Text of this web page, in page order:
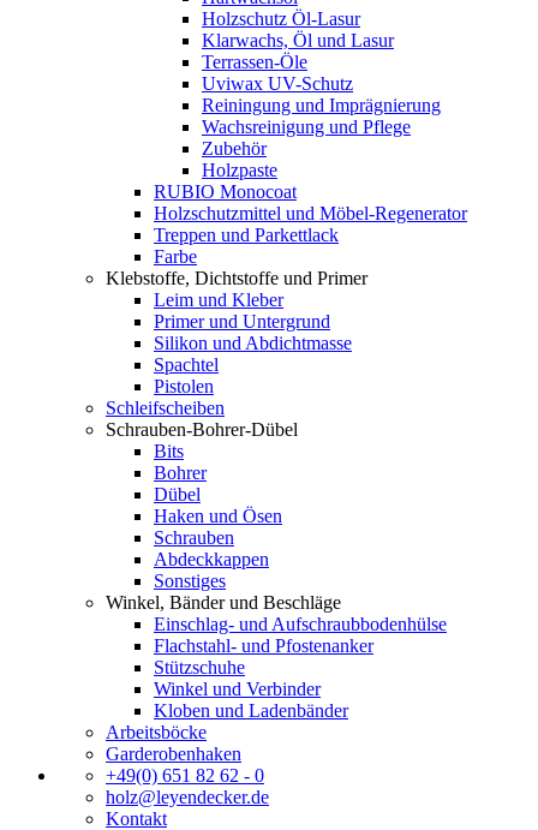
Holzschutz Öl-Lasur
Klarwachs, Öl und Lasur
Terrassen-Öle
Uviwax UV-Schutz
Reiningung und Imprägnierung
Wachsreinigung und Pflege
Zubehör
Holzpaste
RUBIO Monocoat
Holzschutzmittel und Möbel-Regenerator
Treppen und Parkettlack
Farbe
Klebstoffe, Dichtstoffe und Primer
Leim und Kleber
Primer und Untergrund
Silikon und Abdichtmasse
Spachtel
Pistolen
Schleifscheiben
Schrauben-Bohrer-Dübel
Bits
Bohrer
Dübel
Haken und Ösen
Schrauben
Abdeckkappen
Sonstiges
Winkel, Bänder und Beschläge
Einschlag- und Aufschraubbodenhülse
Flachstahl- und Pfostenanker
Stützschuhe
Winkel und Verbinder
Kloben und Ladenbänder
Arbeitsböcke
Garderobenhaken
+49(0) 651 82 62 - 0
holz@leyendecker.de
Kontakt